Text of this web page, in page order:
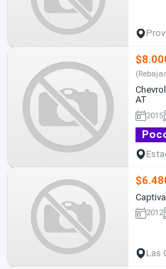
AT
2015
2012
Las